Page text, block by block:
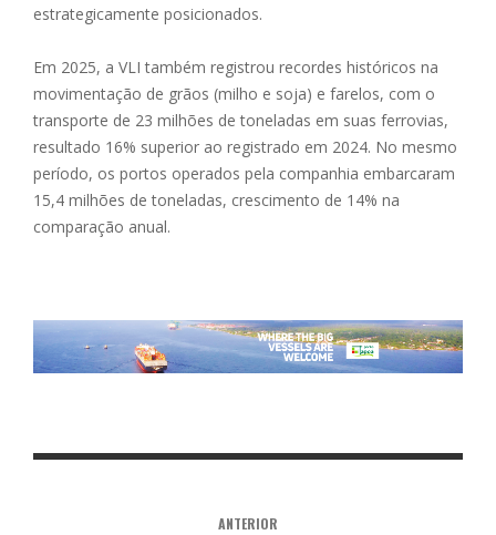
estrategicamente posicionados.
Em 2025, a VLI também registrou recordes históricos na
movimentação de grãos (milho e soja) e farelos, com o
transporte de 23 milhões de toneladas em suas ferrovias,
resultado 16% superior ao registrado em 2024. No mesmo
período, os portos operados pela companhia embarcaram
15,4 milhões de toneladas, crescimento de 14% na
comparação anual.
ANTERIOR